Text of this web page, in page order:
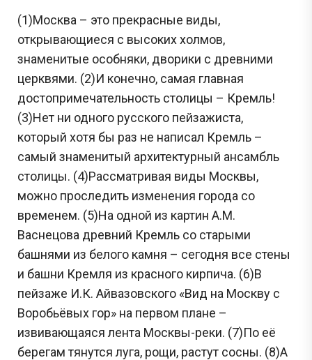
(1)Москва – это прекрасные виды,
открывающиеся с высоких холмов,
знаменитые особняки, дворики с древними
церквями. (2)И конечно, самая главная
достопримечательность столицы – Кремль!
(3)Нет ни одного русского пейзажиста,
который хотя бы раз не написал Кремль –
самый знаменитый архитектурный ансамбль
столицы. (4)Рассматривая виды Москвы,
можно проследить изменения города со
временем. (5)На одной из картин А.М.
Васнецова древний Кремль со старыми
башнями из белого камня – сегодня все стены
и башни Кремля из красного кирпича. (6)В
пейзаже И.К. Айвазовского «Вид на Москву с
Воробьёвых гор» на первом плане –
извивающаяся лента Москвы-реки. (7)По её
берегам тянутся луга, рощи, растут сосны. (8)А